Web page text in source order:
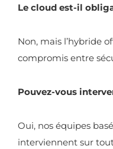
Le cloud est-il
Non, mais l’hybride
compromis entre
Pouvez-vous
Oui, nos équipes
interviennent sur